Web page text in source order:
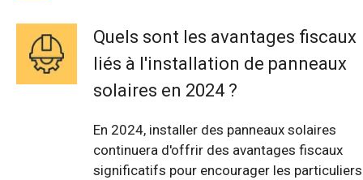
Quels sont les avantages fiscaux
liés à l'installation de panneaux
solaires en 2024 ?
En 2024, installer des panneaux solaires
continuera d'offrir des avantages fiscaux
significatifs pour encourager les particuliers